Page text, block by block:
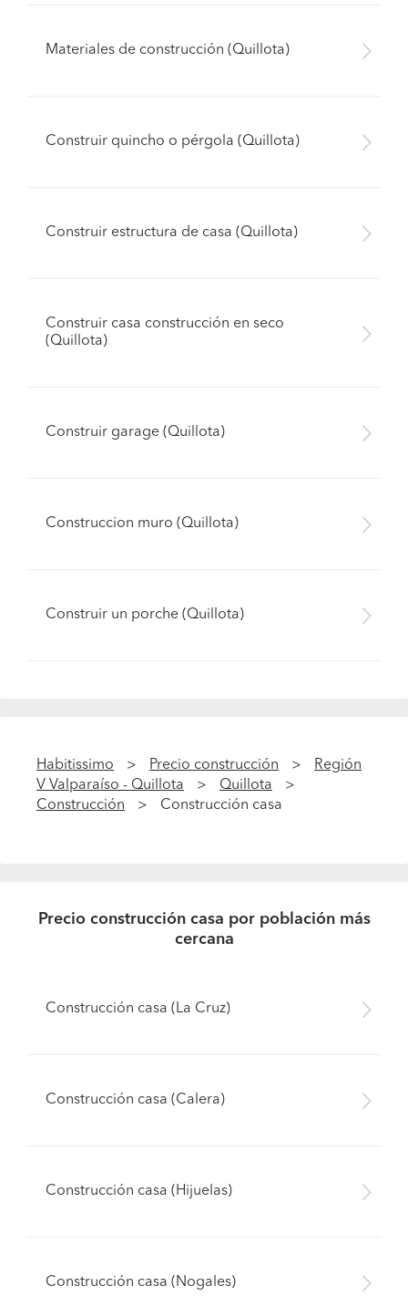
Materiales de construcción (Quillota)
Construir quincho o pérgola (Quillota)
Construir estructura de casa (Quillota)
Construir casa construcción en seco
(Quillota)
Construir garage (Quillota)
Construccion muro (Quillota)
Construir un porche (Quillota)
Habitissimo Precio construcción
Región
V Valparaíso - Quillota
Quillota
Construcción
Construcción casa
Precio construcción casa por población más
cercana
Construcción casa (La Cruz)
Construcción casa (Calera)
Construcción casa (Hijuelas)
Construcción casa (Nogales)